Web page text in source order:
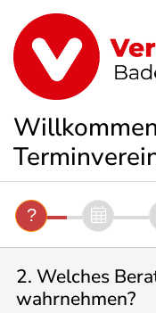
2. Welches
wahrnehmen?